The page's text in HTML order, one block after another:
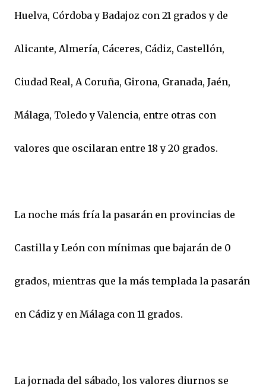
Huelva, Córdoba y Badajoz con 21 grados y de
Alicante, Almería, Cáceres, Cádiz, Castellón,
Ciudad Real, A Coruña, Girona, Granada, Jaén,
Málaga, Toledo y Valencia, entre otras con
valores que oscilaran entre 18 y 20 grados.
La noche más fría la pasarán en provincias de
Castilla y León con mínimas que bajarán de 0
grados, mientras que la más templada la pasarán
en Cádiz y en Málaga con 11 grados.
La jornada del sábado, los valores diurnos se